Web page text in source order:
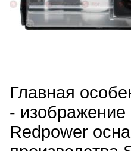
Главная
- изображение
Redpower